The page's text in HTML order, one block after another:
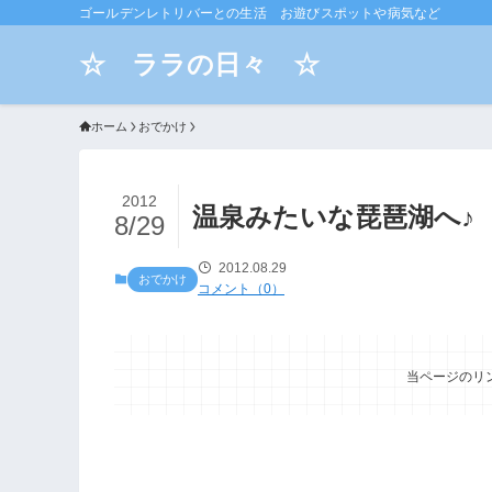
ゴールデンレトリバーとの生活 お遊びスポットや病気など
☆ ララの日々 ☆
ホーム おでかけ
温泉みたいな琵琶湖へ♪
2012
8/29
おでかけ
2012.08.29
コメント（0）
当ページのリ